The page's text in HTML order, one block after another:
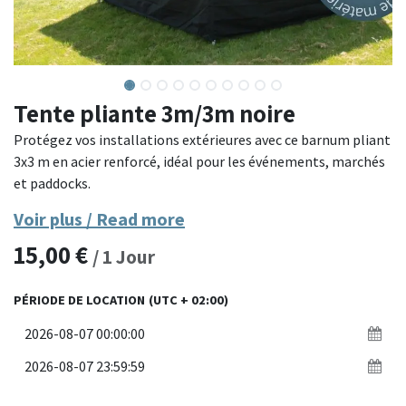
Tente pliante 3m/3m noire
Protégez vos installations extérieures avec ce barnum pliant
3x3 m en acier renforcé, idéal pour les événements, marchés
et paddocks.
Conçu avec une structure en acier paddock ultra-robuste et
une toile polyester épaisse, ce barnum assure une excellente
résistance aux intempéries et une grande stabilité. Facile à
monter grâce à son système de déploiement rapide, il est
parfait pour un usage professionnel intensif en extérieur.
Voir plus / Read more
15,00€ /1Jour
PÉRIODE DE LOCATION (UTC + 02:00)